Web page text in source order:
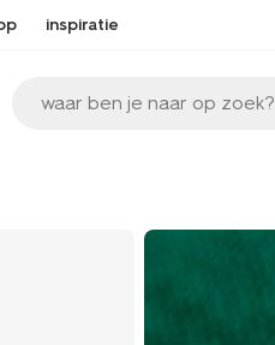
inspiratie
waar ben je naar op zoek?